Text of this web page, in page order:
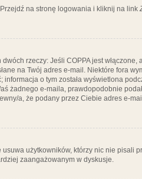
na stronę logowania i kliknij na link
rzeczy: Jeśli COPPA jest włączone,
na Twój adres e-mail. Niektóre fora
o tym została wyświetlona
żadnego e-maila, prawdopodobnie
a, że podany przez Ciebie adres e-
użytkowników, którzy nic nie pisali
zaangażowanym w dyskusje.